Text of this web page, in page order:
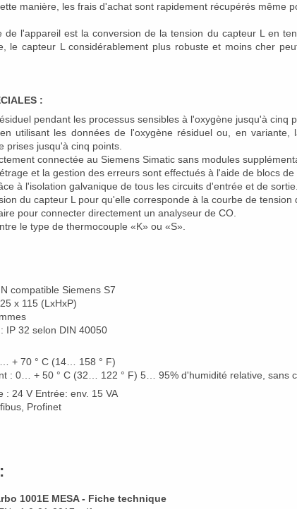
manière, les frais d'achat sont rapidement récupérés même
de l'appareil est la conversion de la tension du capteur L en
le capteur L considérablement plus robuste et moins cher
:
pendant les processus sensibles à l'oxygène jusqu'à cinq
utilisant les données de l'oxygène résiduel ou, en
prises jusqu'à cinq points.
connectée au Siemens Simatic sans modules
et la gestion des erreurs sont effectués à l'aide de blocs
à l'isolation galvanique de tous les circuits d'entrée et de sortie.
du capteur L pour qu'elle corresponde à la courbe de tension
pour connecter directement un analyseur de CO.
le type de thermocouple «K» ou «S».
compatible Siemens S7
x 115 (LxHxP)
IP 32 selon DIN 40050
+ 70 ° C (14… 158 ° F)
: 0… + 50 ° C (32… 122 ° F) 5… 95% d'humidité relative, sans
: 24 V Entrée: env. 15 VA
Profinet
1001E MESA - Fiche technique